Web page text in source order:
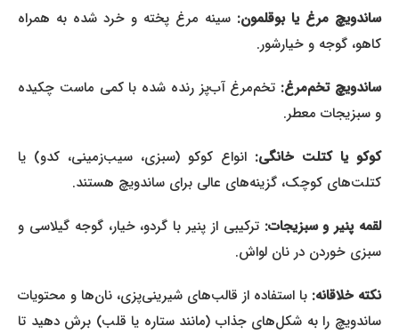
ساندویچ مرغ یا بوقلمون:سینه مرغ پخته و خرد شده به همراه
کاهو، گوجه و خیارشور.
ساندویچ تخم‌مرغ:تخم‌مرغ آب‌پز رنده شده با کمی ماست چکیده
و سبزیجات معطر.
کوکو یا کتلت خانگی:انواع کوکو (سبزی، سیب‌زمینی، کدو) یا
کتلت‌های کوچک، گزینه‌های عالی برای ساندویچ هستند.
لقمه پنیر و سبزیجات:ترکیبی از پنیر با گردو، خیار، گوجه گیلاسی و
سبزی خوردن در نان لواش.
نکته خلاقانه:با استفاده از قالب‌های شیرینی‌پزی، نان‌ها و محتویات
ساندویچ را به شکل‌های جذاب (مانند ستاره یا قلب) برش دهید تا